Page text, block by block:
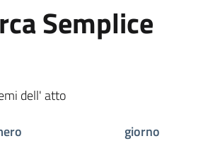
Semplice
dell' atto
giorno